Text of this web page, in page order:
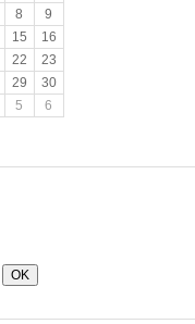
8
9
15
16
22
23
29
30
5 6